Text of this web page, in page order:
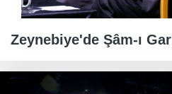
Zeynebiye'de Şâm-ı